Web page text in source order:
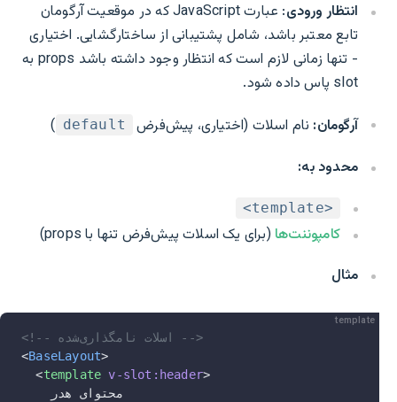
انتظار ورودی
: عبارت JavaScript که در موقعیت آرگومان
تابع معتبر باشد، شامل پشتیبانی از ساختارگشایی. اختیاری
- تنها زمانی لازم است که انتظار وجود داشته باشد props به
slot پاس داده شود.
آرگومان: نام اسلات (اختیاری، پیش‌فرض default
)
محدود به:
<template>
کامپوننت‌ها (برای یک اسلات پیش‌فرض تنها با props)
مثال
template
<!-- اسلات نامگذاری‌شده -->
<BaseLayout>
  <
template v-slot:header>
    محتوای هدر